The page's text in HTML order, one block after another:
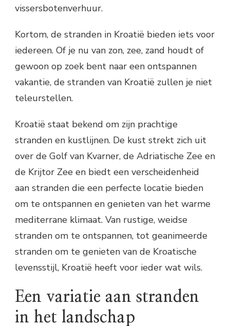
vissersbotenverhuur.
Kortom, de stranden in Kroatië bieden iets voor
iedereen. Of je nu van zon, zee, zand houdt of
gewoon op zoek bent naar een ontspannen
vakantie, de stranden van Kroatië zullen je niet
teleurstellen.
Kroatië staat bekend om zijn prachtige
stranden en kustlijnen. De kust strekt zich uit
over de Golf van Kvarner, de Adriatische Zee en
de Krijtor Zee en biedt een verscheidenheid
aan stranden die een perfecte locatie bieden
om te ontspannen en genieten van het warme
mediterrane klimaat. Van rustige, weidse
stranden om te ontspannen, tot geanimeerde
stranden om te genieten van de Kroatische
levensstijl, Kroatië heeft voor ieder wat wils.
Een variatie aan stranden
in het landschap